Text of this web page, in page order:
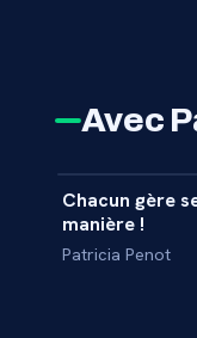
Avec
INITIATION
Chacun gère
manière !
Patricia Penot